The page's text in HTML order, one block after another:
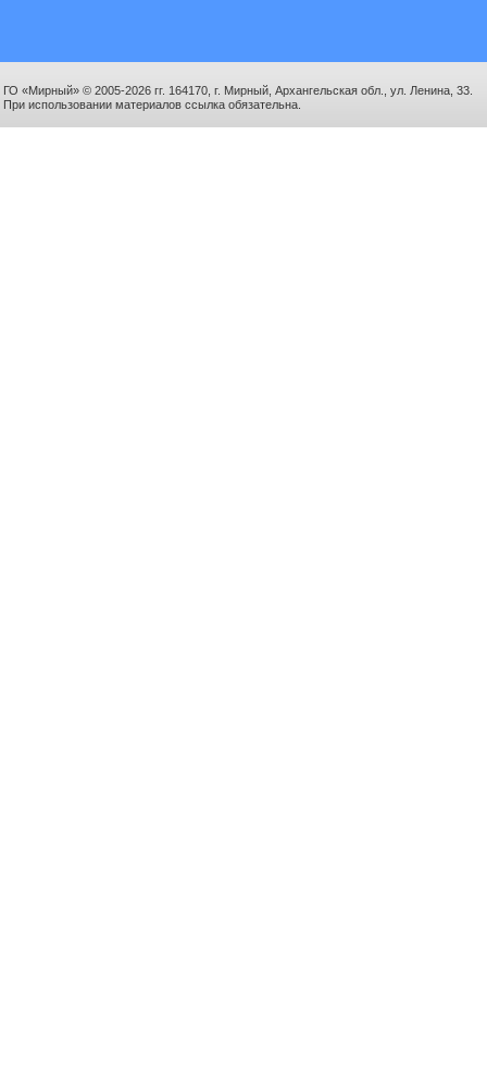
ГО «Мирный» © 2005-2026 гг. 164170, г. Мирный, Архангельская обл., ул. Ленина, 33.
При использовании материалов ссылка обязательна.